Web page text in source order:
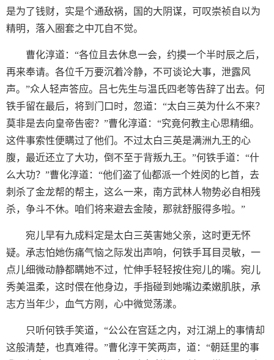
是为了钱财，实是个通敌祸，国的大阴谋，可叹崇祯自以为
精明，落入圈套之中兀自不觉。
曹化淳道：“各位且去休息一会，约摸一个半时辰之后，
再来奉请。各位千万要沉着冷静，不可谈论大事，泄露风
声。”众人轻声答应。吕七先生与温氏四老等告辞了出去。何
铁手留在最后，将到门口时，忽道：“太白三英为什么不来？
莫非是去向皇帝告密？”曹化淳道：“究竟何教主心思精细。
这件事索性便瞒过了他们。不过太白三英是满洲九王的心
腹，最近还立了大功，倒不至于背叛九王。”何铁手道：“什
么大功？”曹化淳道：“他们盗了仙都派一个姓闵的匕首，去
刺杀了金龙帮的帮主，这么一来，南方武林人物势必自相残
杀，争斗不休。咱们将来避去金陵，那就舒服得多啦。”
宛儿早有九成料定是太白三英害她父亲，这时更无怀
疑。承志怕她伤痛气恼之际发出声响，何铁手耳目灵敏，一
点儿细微动静都瞒她不过，忙伸手轻轻按住宛儿的嘴。宛儿
秀美温柔，这时偎在他身边，手指碰到她嘴边柔嫩肌肤，承
志方当年少，血气方刚，心中微觉荡漾。
只听何铁手笑道，“公公在宫廷之内，对江湖上的事情却
这般清楚，也真难得。”曹化淳干笑两声，道：“朝廷里的事